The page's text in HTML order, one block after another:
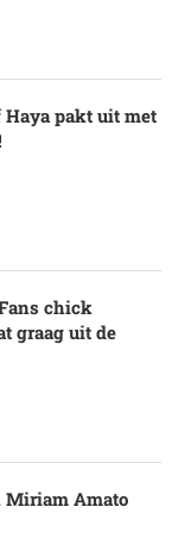
Haya pakt uit met
chick
graag uit de
Miriam Amato